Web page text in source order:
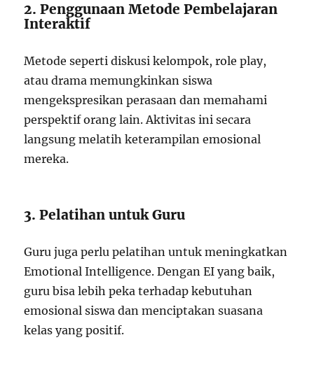
2. Penggunaan Metode Pembelajaran
Interaktif
Metode seperti diskusi kelompok, role play,
atau drama memungkinkan siswa
mengekspresikan perasaan dan memahami
perspektif orang lain. Aktivitas ini secara
langsung melatih keterampilan emosional
mereka.
3. Pelatihan untuk Guru
Guru juga perlu pelatihan untuk meningkatkan
Emotional Intelligence. Dengan EI yang baik,
guru bisa lebih peka terhadap kebutuhan
emosional siswa dan menciptakan suasana
kelas yang positif.